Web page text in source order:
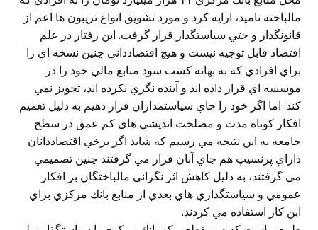
مالباخته ناميد، ارايه كرد و مورد تشويق انواع تريبون ها اعم از
قانونگذار و حتي سياستگذار قرار گرفت. اين رفتار در علم
اقتصاد قابل توجيه نيست و هيچ اقتصادداني چنين نسخه اي را
براي افرادي كه به بهانه كسب سود منابع مالي خود را در
موسسه اي قرار داده اند و آينده نگري نكرده اند، تجويز نمي
كند. اما اگر خود را جاي سياستمداران قرار دهيم به دليل تعميم
افكار كوتاه مدت و مصلحت انديشي هاي كم عمق در سطح
جامعه به اين نتيجه مي رسيم كه شايد اگر برخي اقتصاددانان
داراي پرنسيپ هم جاي آنان قرار مي گرفتند چنين تصميمي
مي گرفتند، به دليل كاهش اثر نگراني مالباختگان بر افكار
عمومي و سياستگذاري هاي بعدي از منابع بانك مركزي براي
اين كار استفاده مي كردند.